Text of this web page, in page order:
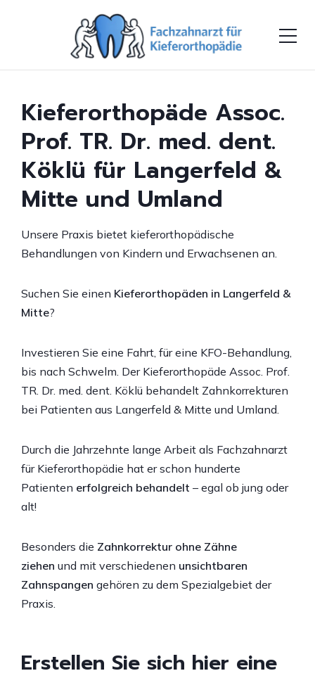
Kieferorthopäde Assoc.
Prof. TR. Dr. med. dent.
Köklü für Langerfeld &
Mitte und Umland
Unsere Praxis bietet kieferorthopädische
Behandlungen von Kindern und Erwachsenen an.
Suchen Sie einen Kieferorthopäden in Langerfeld &
Mitte?
Investieren Sie eine Fahrt, für eine KFO-Behandlung,
bis nach Schwelm. Der Kieferorthopäde Assoc. Prof.
TR. Dr. med. dent. Köklü behandelt Zahnkorrekturen
bei Patienten aus Langerfeld & Mitte und Umland.
Durch die Jahrzehnte lange Arbeit als Fachzahnarzt
für Kieferorthopädie hat er schon hunderte
Patienten erfolgreich behandelt – egal ob jung oder
alt!
Besonders die Zahnkorrektur ohne Zähne
ziehen und mit verschiedenen unsichtbaren
Zahnspangen gehören zu dem Spezialgebiet der
Praxis.
Erstellen Sie sich hier eine